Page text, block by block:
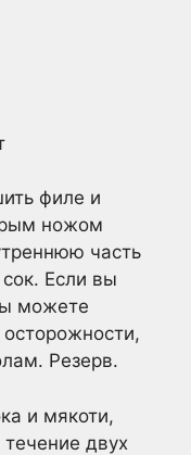
филе и
ножом
часть
Если вы
можете
осторожности,
Резерв.
и мякоти,
двух